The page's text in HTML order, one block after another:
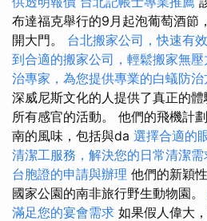
布達福克舉行的9月起泡葡萄酒節
開大門。 台北搬家公司，快速有
到合適的搬家公司，輕鬆搬家無壓
治專家，為您提供專業的白蟻防治
深威尼斯文化的人提供了真正的
所有感官的活動。 他們的飛機計
南的風味，包括與da 選擇合適的
清潔工服務，解決您的日常清潔需
台胞證的申請與辦理 他們的新穎
國家公園的南非旅行野生動物園。
滿足您的宴會需求 如果假人偉大